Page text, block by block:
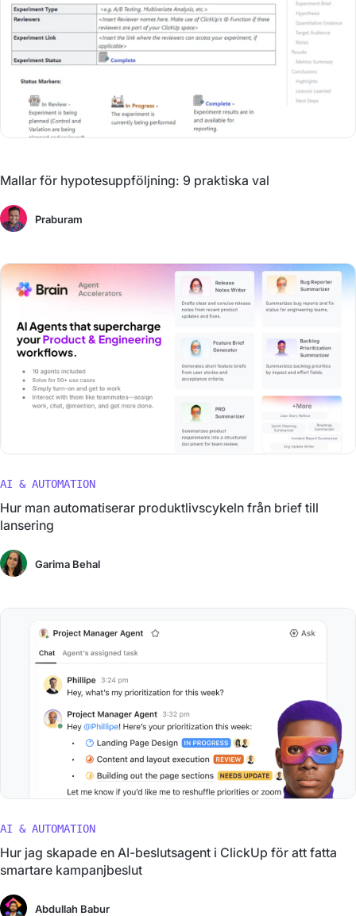
Mallar för hypotesuppföljning: 9 praktiska val
Praburam
AI & AUTOMATION
Hur man automatiserar produktlivscykeln från brief till
lansering
Garima Behal
AI & AUTOMATION
Hur jag skapade en AI-beslutsagent i ClickUp för att fatta
smartare kampanjbeslut
Abdullah Babur